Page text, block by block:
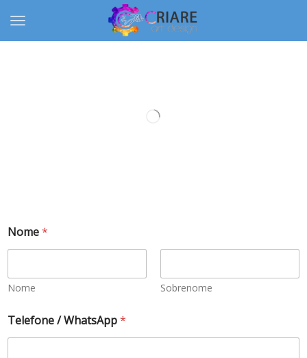
Nome*
Nome Sobrenome
Telefone / WhatsApp*